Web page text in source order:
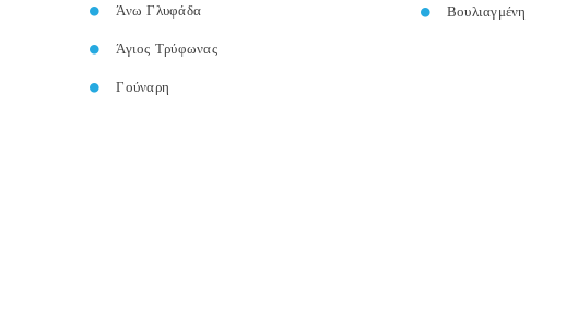
Άνω Γλυφάδα
Άγιος Τρύφωνας
Γούναρη
Βουλιαγμένη